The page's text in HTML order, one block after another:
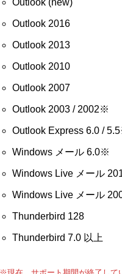
Outlook (new)
Outlook 2016
Outlook 2013
Outlook 2010
Outlook 2007
Outlook 2003 / 2002※
Outlook Express 6.0 /
Windows メール 6.0※
Windows Live メール
Windows Live メール
Thunderbird 128
Thunderbird 7.0 以上